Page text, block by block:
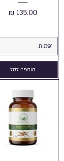
מחיר
הוספה לסל